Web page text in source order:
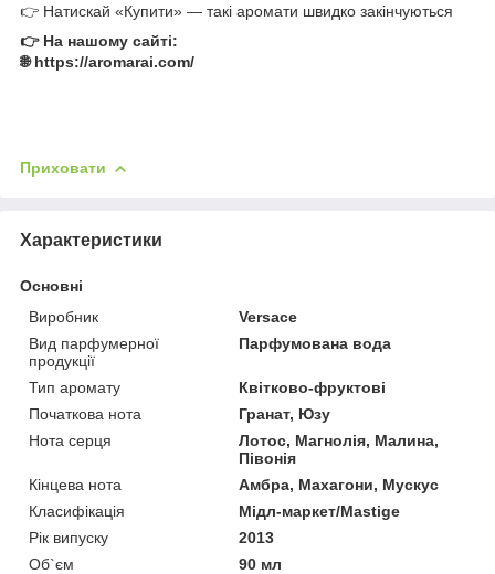
👉 Натискай «Купити» — такі аромати швидко закінчуються
👉 На нашому сайті:
🌐 https://aromarai.com/
Приховати
Характеристики
Основні
Виробник
Versace
Вид парфумерної
продукції
Парфумована вода
Тип аромату
Квітково-фруктові
Початкова нота
Гранат, Юзу
Нота серця
Лотос, Магнолія, Малина,
Півонія
Кінцева нота
Амбра, Махагони, Мускус
Класифікація
Мідл-маркет/Mastige
Рік випуску
2013
Об`єм
90 мл